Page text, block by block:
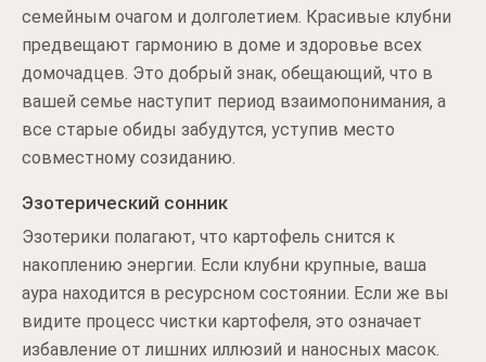
семейным очагом и долголетием. Красивые клубни
предвещают гармонию в доме и здоровье всех
домочадцев. Это добрый знак, обещающий, что в
вашей семье наступит период взаимопонимания, а
все старые обиды забудутся, уступив место
совместному созиданию.
Эзотерический сонник
Эзотерики полагают, что картофель снится к
накоплению энергии. Если клубни крупные, ваша
аура находится в ресурсном состоянии. Если же вы
видите процесс чистки картофеля, это означает
избавление от лишних иллюзий и наносных масок.